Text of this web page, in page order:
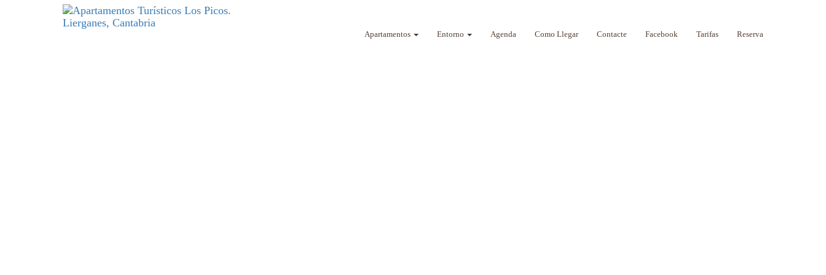
Apartamentos Entorno Agenda Como Llegar Contacte Facebook Tarifas Reserva